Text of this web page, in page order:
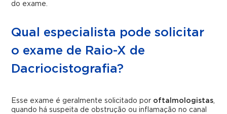
do exame.
Qual especialista pode solicitar
o exame de Raio-X de
Dacriocistografia?
Esse exame é geralmente solicitado por oftalmologistas,
quando há suspeita de obstrução ou inflamação no canal